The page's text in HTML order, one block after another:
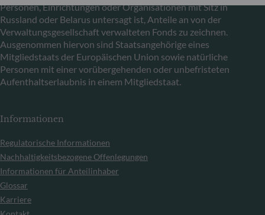
Personen, Einrichtungen oder Organisationen mit Sitz in
Russland oder Belarus untersagt ist, Anteile an von der
Verwaltungsgesellschaft verwalteten Fonds zu zeichnen.
Ausgenommen hiervon sind Staatsangehörige eines
Mitgliedstaats der Europäischen Union sowie natürliche
Personen mit einer vorübergehenden oder unbefristeten
Aufenthaltserlaubnis in einem Mitgliedstaat.
Informationen
Regulatorische Informationen
Nachhaltigkeitsbezogene Offenlegungen
Informationen für Anteilinhaber
Glossar
Karriere